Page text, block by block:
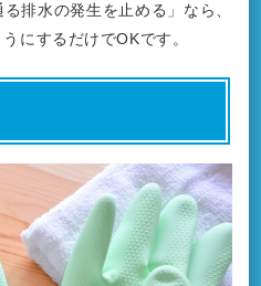
排水の発生を止める」なら、
にするだけでOKです。